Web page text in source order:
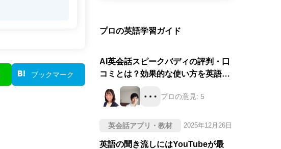
ブックマーク
プロの英語学習ガイド
AI英会話スピークバディの評判・口
コミとは？効果的な使い方を英語の
プロが徹底評価！
プロの意見: 5
英会話アプリ・教材 2025年12月26日
英語の聞き流しにはYouTubeが最